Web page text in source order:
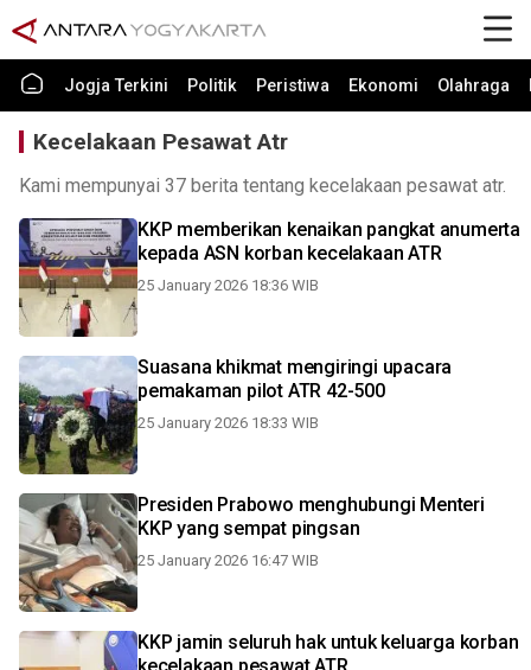
Jogja Terkini Politik Peristiwa Ekonomi Olahraga
Kecelakaan Pesawat Atr
Kami mempunyai 37 berita tentang kecelakaan pesawat atr.
KKP memberikan kenaikan pangkat anumerta
kepada ASN korban kecelakaan ATR
25 January 2026 18:36 WIB
Suasana khikmat mengiringi upacara
pemakaman pilot ATR 42-500
25 January 2026 18:33 WIB
Presiden Prabowo menghubungi Menteri
KKP yang sempat pingsan
25 January 2026 16:47 WIB
KKP jamin seluruh hak untuk keluarga korban